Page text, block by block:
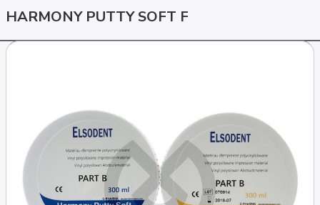
HARMONY PUTTY SOFT F